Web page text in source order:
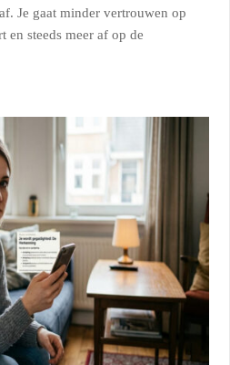
Je gaat minder vertrouwen op
en steeds meer af op de